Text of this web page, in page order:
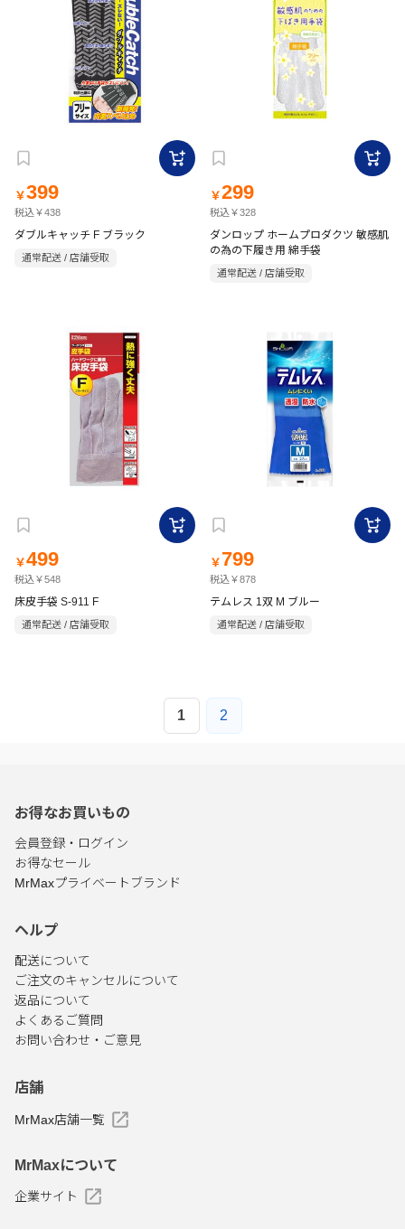
￥399
税込￥438
ダブルキャッチ F ブラック
通常配送 / 店舗受取
￥299
税込￥328
ダンロップ ホームプロダクツ 敏感肌
の為の下履き用 綿手袋
通常配送 / 店舗受取
￥499
税込￥548
床皮手袋 S-911 F
通常配送 / 店舗受取
￥ 799
税込￥878
テムレス 1双 M ブルー
通常配送 / 店舗受取
1 2
お得なお買いもの
会員登録・ログイン
お得なセール
MrMaxプライベートブランド
ヘルプ
配送について
ご注文のキャンセルについて
返品について
よくあるご質問
お問い合わせ・ご意見
店舗
MrMax店舗一覧
MrMaxについて
企業サイト